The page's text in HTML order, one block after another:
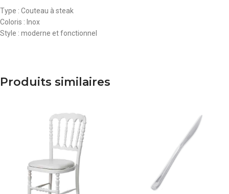
Type : Couteau à steak
Coloris : Inox
Style : moderne et fonctionnel
Produits similaires